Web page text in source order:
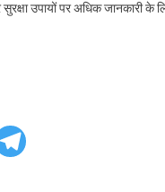
उपायों पर अधिक जानकारी के